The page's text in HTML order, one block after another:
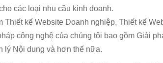
các loại nhu cầu kinh doanh.
kế Website Doanh nghiệp, Thiết kế
công nghệ của chúng tôi bao gồm Giải
lý Nội dung và hơn thế nữa.